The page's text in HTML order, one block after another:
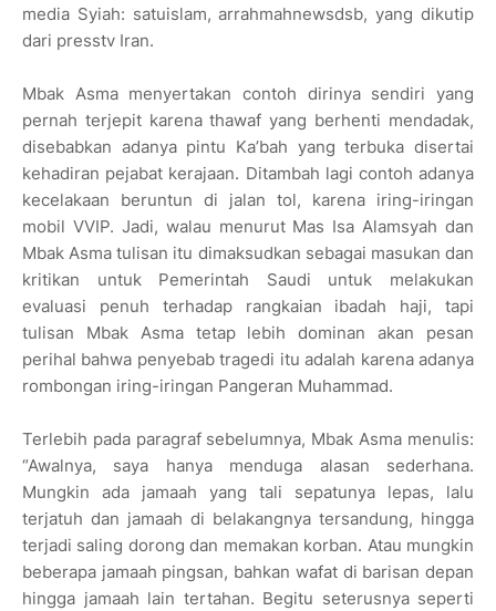
media Syiah: satuislam, arrahmahnewsdsb, yang dikutip
dari presstv Iran.
Mbak Asma menyertakan contoh dirinya sendiri yang
pernah terjepit karena thawaf yang berhenti mendadak,
disebabkan adanya pintu Ka’bah yang terbuka disertai
kehadiran pejabat kerajaan. Ditambah lagi contoh adanya
kecelakaan beruntun di jalan tol, karena iring-iringan
mobil VVIP. Jadi, walau menurut Mas Isa Alamsyah dan
Mbak Asma tulisan itu dimaksudkan sebagai masukan dan
kritikan untuk Pemerintah Saudi untuk melakukan
evaluasi penuh terhadap rangkaian ibadah haji, tapi
tulisan Mbak Asma tetap lebih dominan akan pesan
perihal bahwa penyebab tragedi itu adalah karena adanya
rombongan iring-iringan Pangeran Muhammad.
Terlebih pada paragraf sebelumnya, Mbak Asma menulis:
“Awalnya, saya hanya menduga alasan sederhana.
Mungkin ada jamaah yang tali sepatunya lepas, lalu
terjatuh dan jamaah di belakangnya tersandung, hingga
terjadi saling dorong dan memakan korban. Atau mungkin
beberapa jamaah pingsan, bahkan wafat di barisan depan
hingga jamaah lain tertahan. Begitu seterusnya seperti